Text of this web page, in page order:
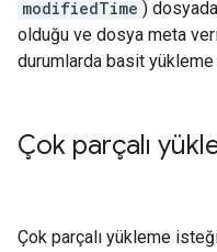
modifiedTime )
olduğu ve dosya meta
durumlarda basit
Çok parçalı
Çok parçalı yükleme